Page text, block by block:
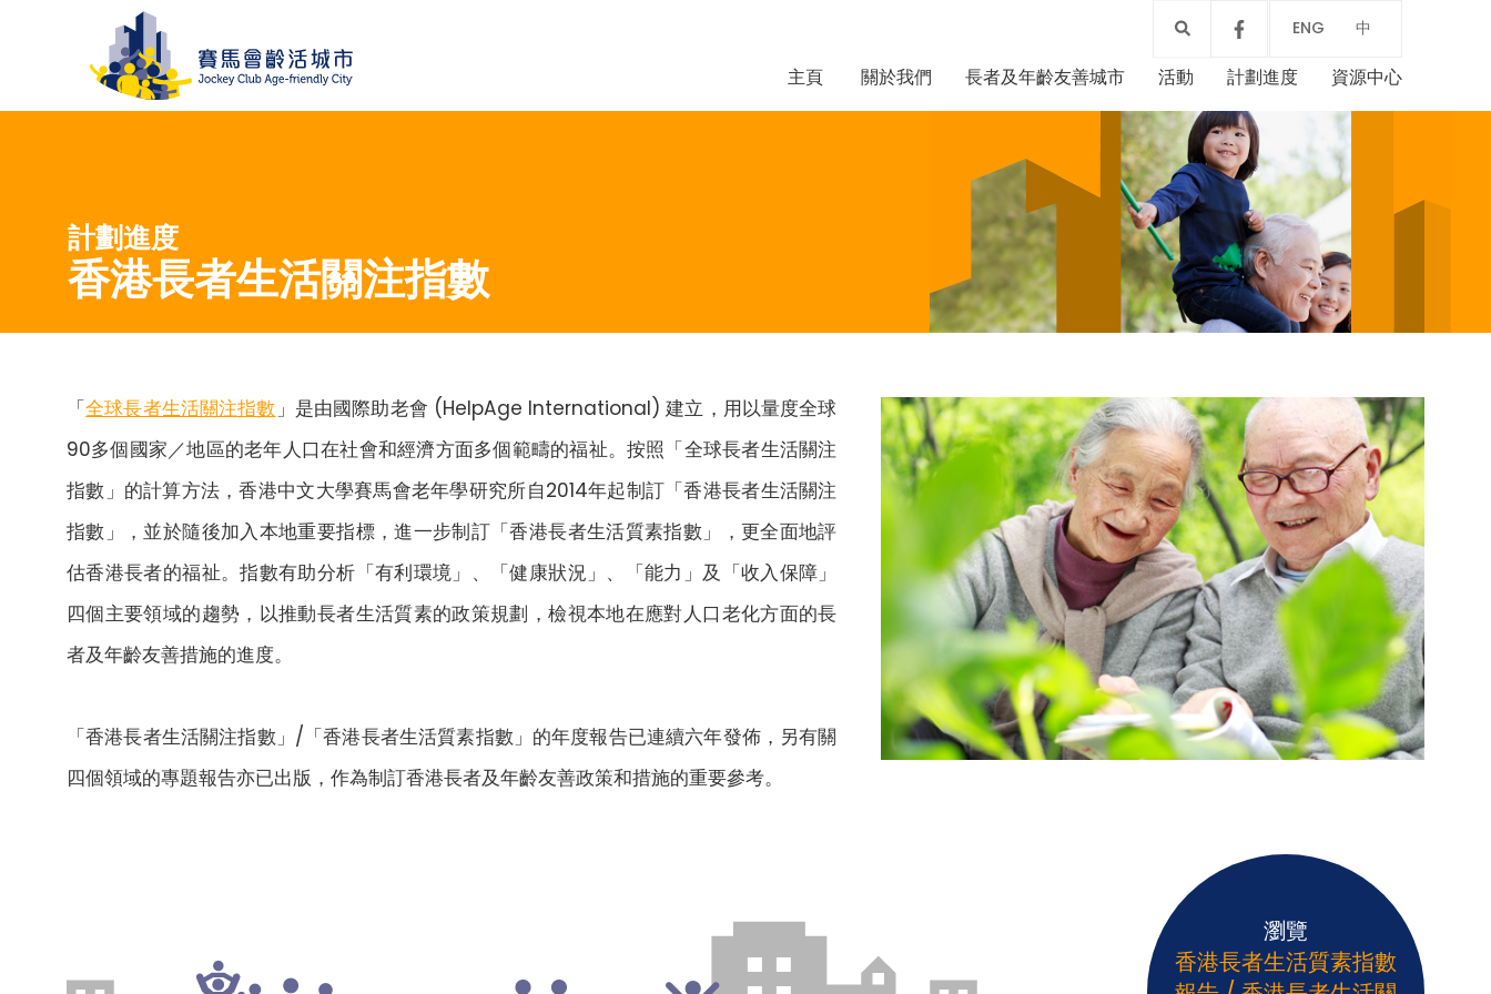
ENG 中
主頁 關於我們 長者及年齡友善城市 活動 計劃進度 資源中心
計劃進度
香港長者生活關注指數
「全球長者生活關注指數 」是由國際助老會 (HelpAge International) 建立，用以量度全球
90多個國家／地區的老年人口在社會和經濟方面多個範疇的福祉。按照「全球長者生活關注
指數」的計算方法，香港中文大學賽馬會老年學研究所自2014年起制訂「香港長者生活關注
指數」，並於隨後加入本地重要指標，進一步制訂「香港長者生活質素指數」，更全面地評
估香港長者的福祉。指數有助分析「有利環境」、「健康狀況」、「能力」及「收入保障」
四個主要領域的趨勢，以推動長者生活質素的政策規劃，檢視本地在應對人口老化方面的長
者及年齡友善措施的進度。
「香港長者生活關注指數」/「香港長者生活質素指數」的年度報告已連續六年發佈，另有關
四個領域的專題報告亦已出版，作為制訂香港長者及年齡友善政策和措施的重要參考。
瀏覽
香港長者生活質素指數